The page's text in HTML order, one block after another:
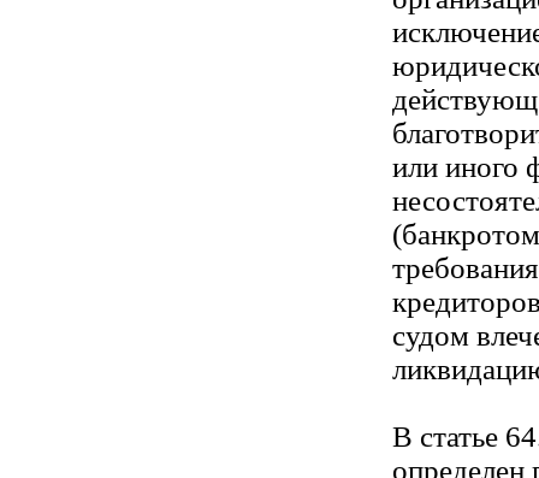
или иного
требования
судом
В статье
определен